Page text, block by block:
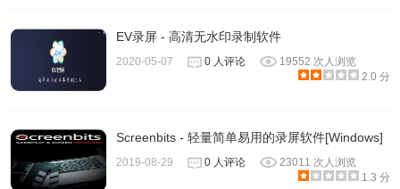
EV录屏 - 高清无水印录制软件
2020-05-07 0 人评论
19552 次人浏览
2.0 分
Screenbits - 轻量简单易用的录屏软件[Windows]
2019-08-29 0 人评论
23011 次人浏览
1.3 分